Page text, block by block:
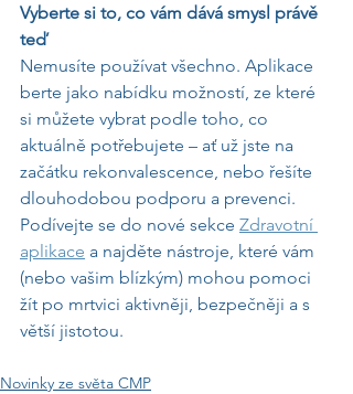
Vyberte si to, co vám dává smysl právě
teď
Nemusíte používat všechno. Aplikace
berte jako nabídku možností, ze které
si můžete vybrat podle toho, co
aktuálně potřebujete – ať už jste na
začátku rekonvalescence, nebo řešíte
dlouhodobou podporu a prevenci.
Podívejte se do nové sekce Zdravotní
aplikace a najděte nástroje, které vám
(nebo vašim blízkým) mohou pomoci
žít po mrtvici aktivněji, bezpečněji a s
větší jistotou.
Novinky ze světa CMP